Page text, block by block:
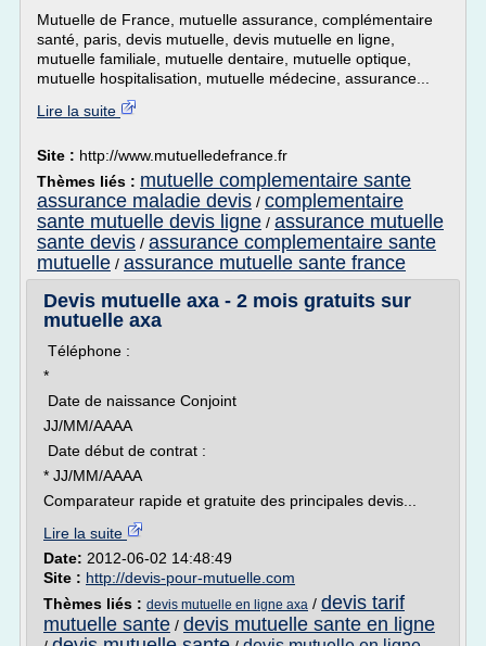
Mutuelle de France, mutuelle assurance, complémentaire
santé, paris, devis mutuelle, devis mutuelle en ligne,
mutuelle familiale, mutuelle dentaire, mutuelle optique,
mutuelle hospitalisation, mutuelle médecine, assurance...
Lire la suite
Site : http://www.mutuelledefrance.fr
Thèmes liés : mutuelle complementaire sante
assurance maladie devis / complementaire
sante mutuelle devis ligne / assurance mutuelle
sante devis / assurance complementaire sante
mutuelle / assurance mutuelle sante france
Devis mutuelle axa - 2 mois gratuits sur
mutuelle axa
Téléphone :
*
Date de naissance Conjoint
JJ/MM/AAAA
Date début de contrat :
* JJ/MM/AAAA
Comparateur rapide et gratuite des principales devis...
Lire la suite
Date: 2012-06-02 14:48:49
Site : http://devis-pour-mutuelle.com
Thèmes liés : devis mutuelle en ligne axa / devis tarif
mutuelle sante / devis mutuelle sante en ligne